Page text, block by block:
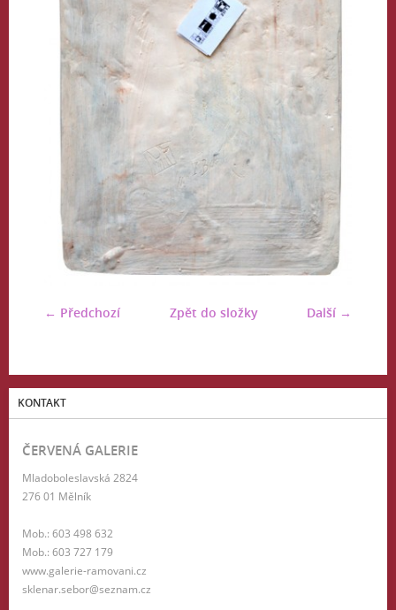
← Předchozí Další →
Zpět do složky
KONTAKT
ČERVENÁ GALERIE
Mladoboleslavská 2824
276 01 Mělník
Mob.: 603 498 632
Mob.: 603 727 179
www.galerie-ramovani.cz
sklenar.sebor@seznam.cz